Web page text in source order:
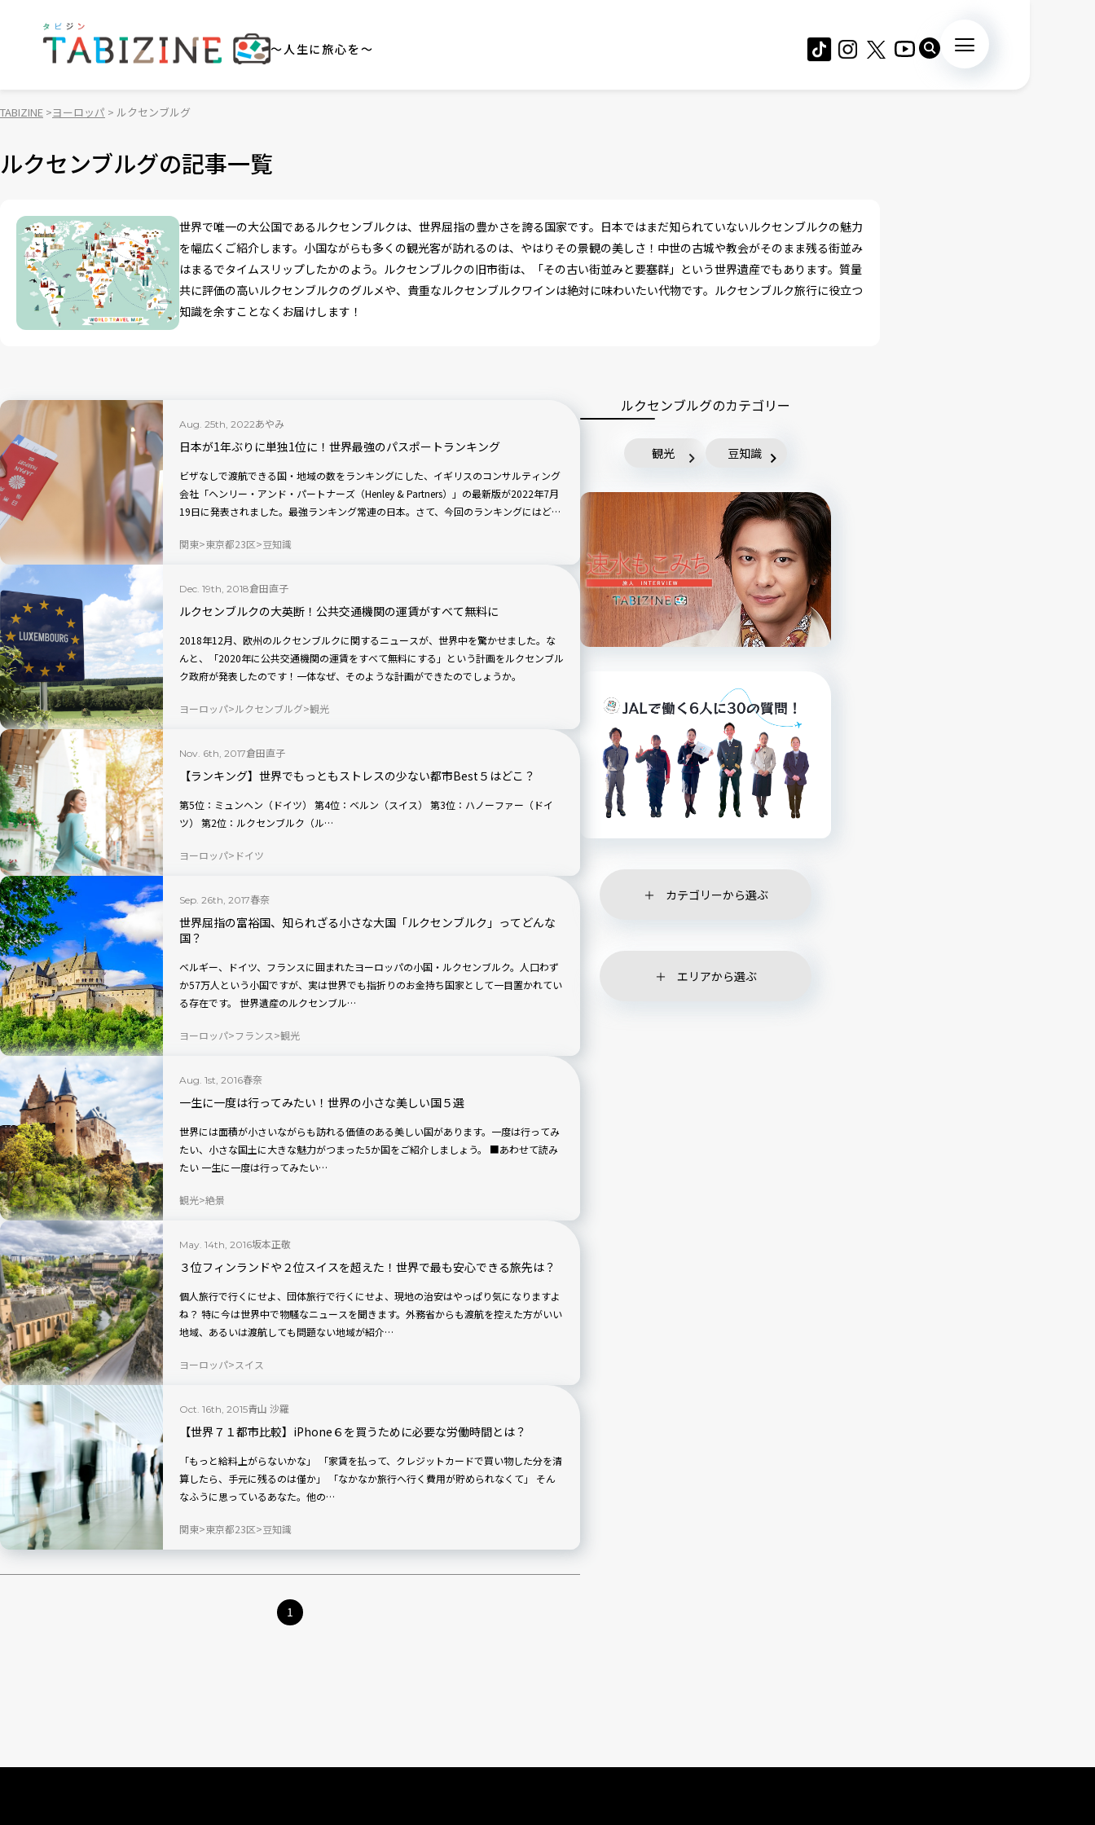
～人生に旅心を～
TABIZINE ヨーロッパ ルクセンブルグ
ルクセンブルグの記事一覧
世界で唯一の大公国であるルクセンブルクは、世界屈指の豊かさを誇る国家です。日本ではまだ知られていないルクセンブルクの魅力
を幅広くご紹介します。小国ながらも多くの観光客が訪れるのは、やはりその景観の美しさ！中世の古城や教会がそのまま残る街並み
はまるでタイムスリップしたかのよう。ルクセンブルクの旧市街は、「その古い街並みと要塞群」という世界遺産でもあります。質量
共に評価の高いルクセンブルクのグルメや、貴重なルクセンブルクワインは絶対に味わいたい代物です。ルクセンブルク旅行に役立つ
知識を余すことなくお届けします！
Aug. 25th, 2022あやみ
日本が1年ぶりに単独1位に！世界最強のパスポートランキング
ビザなしで渡航できる国・地域の数をランキングにした、イギリスのコンサルティング
会社「ヘンリー・アンド・パートナーズ（Henley & Partners）」の最新版が2022年7月
19日に発表されました。最強ランキング常連の日本。さて、今回のランキングにはどん
関東 東京都23区 豆知識
Dec. 19th, 2018倉田直子
ルクセンブルクの大英断！公共交通機関の運賃がすべて無料に
2018年12月、欧州のルクセンブルクに関するニュースが、世界中を驚かせました。な
んと、「2020年に公共交通機関の運賃をすべて無料にする」という計画をルクセンブル
ク政府が発表したのです！一体なぜ、そのような計画ができたのでしょうか。
ヨーロッパ ルクセンブルグ 観光
Nov. 6th, 2017倉田直子
【ランキング】世界でもっともストレスの少ない都市Best５はどこ？
第5位：ミュンヘン（ドイツ） 第4位：ベルン（スイス） 第3位：ハノーファー（ドイ
ツ） 第2位：ルクセンブルク（ル…
ヨーロッパ ドイツ
Sep. 26th, 2017春奈
世界屈指の富裕国、知られざる小さな大国「ルクセンブルク」ってどんな
国？
ベルギー、ドイツ、フランスに囲まれたヨーロッパの小国・ルクセンブルク。人口わず
か57万人という小国ですが、実は世界でも指折りのお金持ち国家として一目置かれてい
る存在です。 世界遺産のルクセンブル…
ヨーロッパ フランス 観光
Aug. 1st, 2016春奈
一生に一度は行ってみたい！世界の小さな美しい国５選
世界には面積が小さいながらも訪れる価値のある美しい国があります。一度は行ってみ
たい、小さな国土に大きな魅力がつまった5か国をご紹介しましょう。 ■あわせて読み
たい 一生に一度は行ってみたい…
観光 絶景
May. 14th, 2016坂本正敬
３位フィンランドや２位スイスを超えた！世界で最も安心できる旅先は？
個人旅行で行くにせよ、団体旅行で行くにせよ、現地の治安はやっぱり気になりますよ
ね？ 特に今は世界中で物騒なニュースを聞きます。外務省からも渡航を控えた方がいい
地域、あるいは渡航しても問題ない地域が紹介…
ヨーロッパ スイス
Oct. 16th, 2015青山 沙羅
【世界７１都市比較】iPhone６を買うために必要な労働時間とは？
「もっと給料上がらないかな」 「家賃を払って、クレジットカードで買い物した分を清
算したら、手元に残るのは僅か」 「なかなか旅行へ行く費用が貯められなくて」 そん
なふうに思っているあなた。他の…
関東 東京都23区 豆知識
1
ルクセンブルグのカテゴリー
観光 豆知識
カテゴリーから選ぶ
エリアから選ぶ